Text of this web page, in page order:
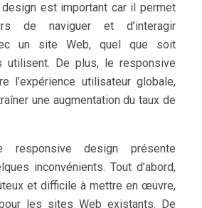
est important car il permet
de naviguer et d’interagir
un site Web, quel que soit
utilisent. De plus, le responsive
l’expérience utilisateur globale,
une augmentation du taux de
responsive design présente
inconvénients. Tout d’abord,
et difficile à mettre en œuvre,
les sites Web existants. De